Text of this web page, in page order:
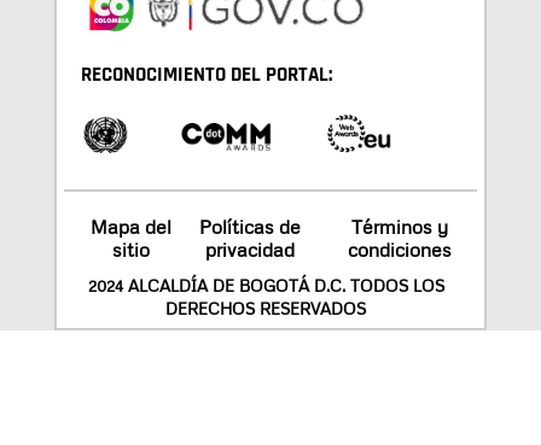
RECONOCIMIENTO DEL PORTAL:
Mapa del
sitio
Políticas de
privacidad
Términos y
condiciones
2024 ALCALDÍA DE BOGOTÁ D.C. TODOS LOS
DERECHOS RESERVADOS